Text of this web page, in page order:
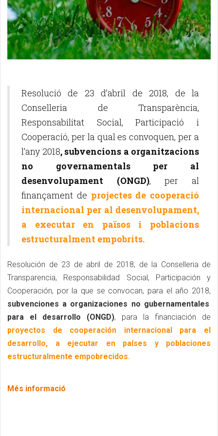
Resolució de 23 d’abril de 2018, de la
Conselleria de Transparència,
Responsabilitat Social, Participació i
Cooperació, per la qual es convoquen, per a
l’any 2018, subvencions a organitzacions
no governamentals per al
desenvolupament (ONGD), per al
finançament de projectes de cooperació
internacional per al desenvolupament,
a executar en països i poblacions
estructuralment empobrits.
Resolución de 23 de abril de 2018, de la Conselleria de
Transparencia, Responsabilidad Social, Participación y
Cooperación, por la que se convocan, para el año 2018,
subvenciones a organizaciones no gubernamentales
para el desarrollo (ONGD), para la financiación de
proyectos de cooperación internacional para el
desarrollo, a ejecutar en países y poblaciones
estructuralmente empobrecidos.
Més informació